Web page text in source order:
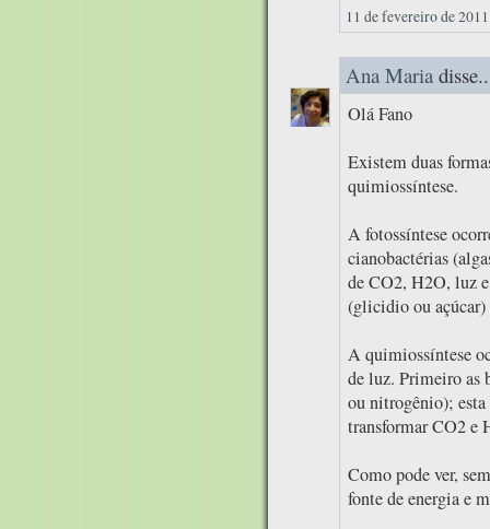
11 de fevereiro de
Ana Maria
Olá Fano
Existem duas
quimiossíntese.
A fotossíntese
cianobactérias
de CO2, H2O, luz
(glicidio ou açúcar)
A quimiossíntese
de luz. Primeiro as
ou nitrogênio); esta
transformar CO2 e
Como pode ver,
fonte de energia e